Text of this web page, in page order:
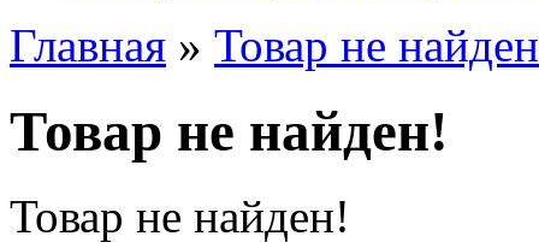
Главная » Товар не
Товар не найден!
Товар не найден!